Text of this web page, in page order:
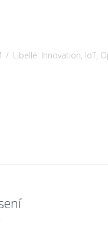
/ Libellé: Innovation, IoT,